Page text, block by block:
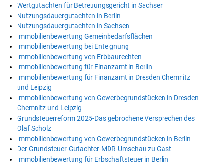
Wertgutachten für Betreuungsgericht in Sachsen
Nutzungsdauergutachten in Berlin
Nutzungsdauergutachten in Sachsen
Immobilienbewertung Gemeinbedarfsflächen
Immobilienbewertung bei Enteignung
Immobilienbewertung von Erbbaurechten
Immobilienbewertung für Finanzamt in Berlin
Immobilienbewertung für Finanzamt in Dresden Chemnitz
und Leipzig
Immobilienbewertung von Gewerbegrundstücken in Dresden
Chemnitz und Leipzig
Grundsteuerreform 2025-Das gebrochene Versprechen des
Olaf Scholz
Immobilienbewertung von Gewerbegrundstücken in Berlin
Der Grundsteuer-Gutachter-MDR-Umschau zu Gast
Immobilienbewertung für Erbschaftsteuer in Berlin